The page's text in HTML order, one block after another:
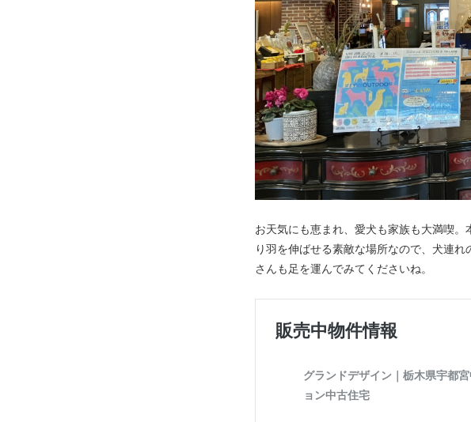
お天気にも恵まれ、愛犬も家族も大満喫
り羽を伸ばせる素敵な場所なので、犬連
さんも足を運んでみてくださいね。